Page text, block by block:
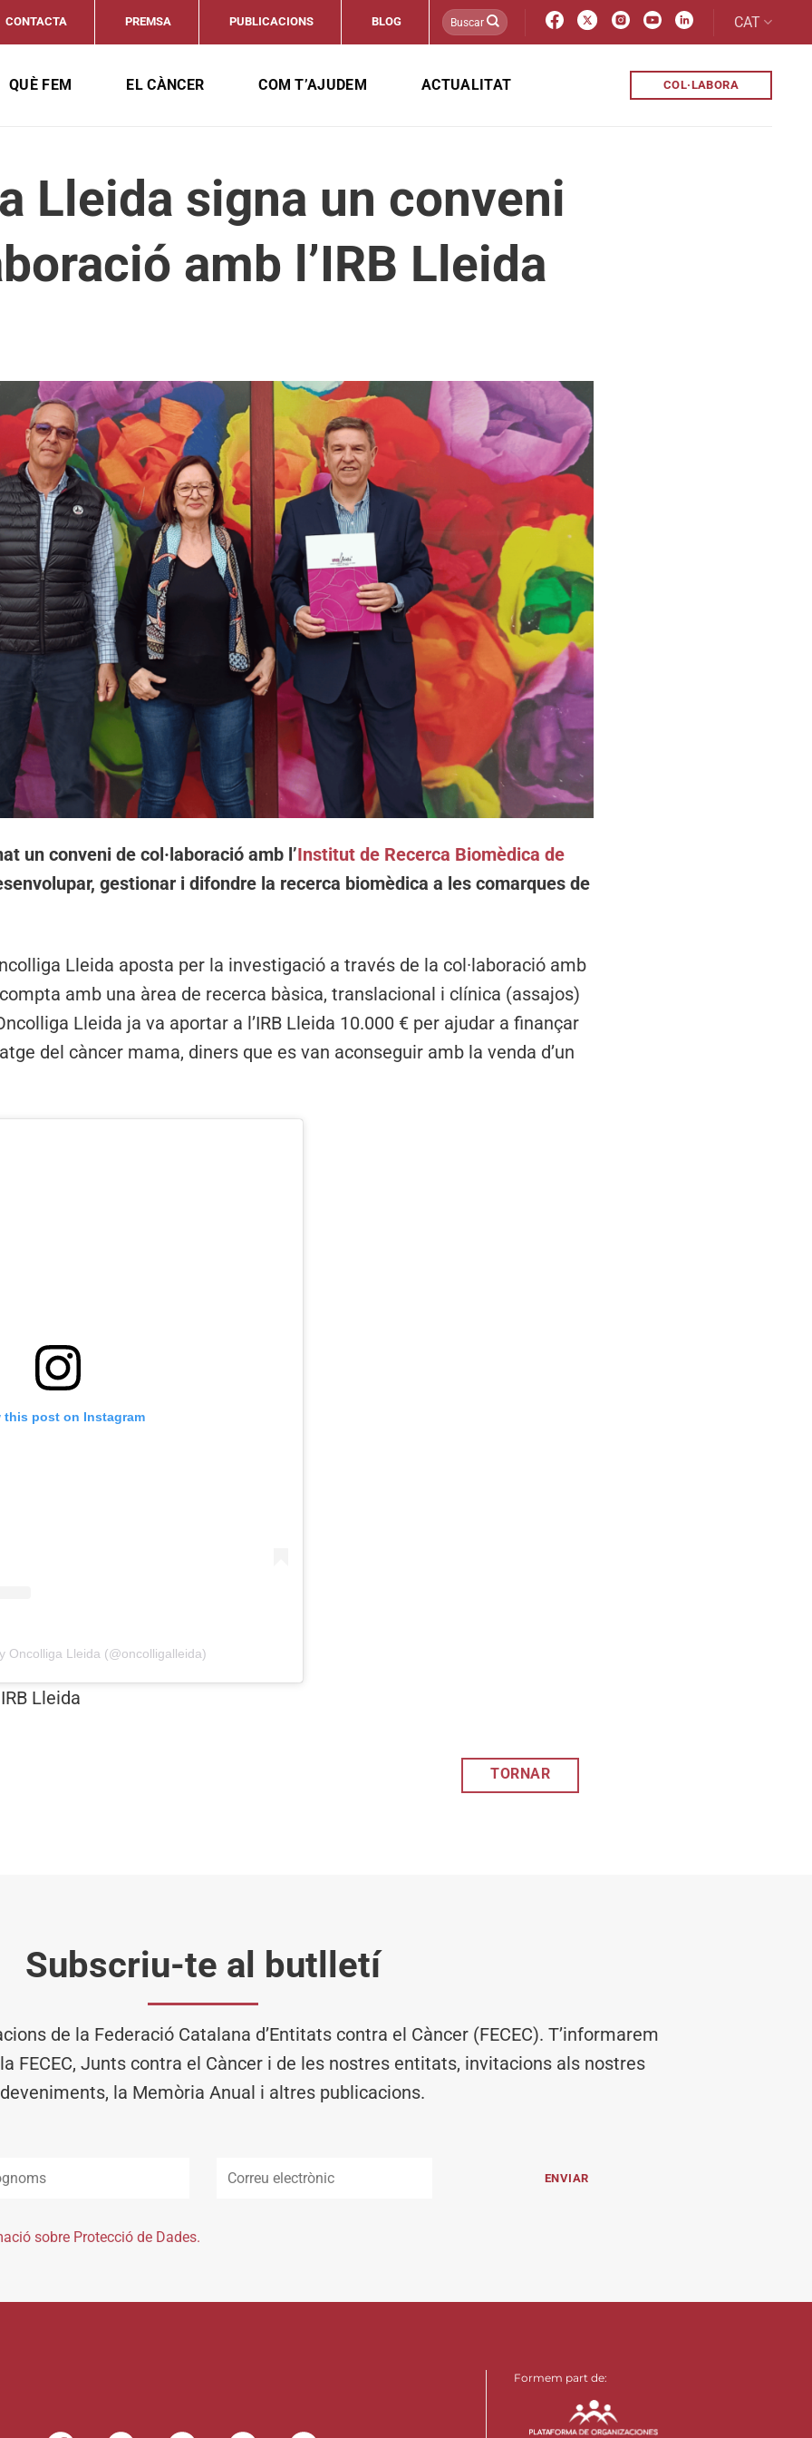
CONTACTA PREMSA PUBLICACIONS BLOG CAT
QUÈ FEM EL CÀNCER COM T’AJUDEM ACTUALITAT COL·LABORA
Lleida signa un conveni
amb l’IRB Lleida
un conveni de col·laboració amb l’Institut de Recerca Biomèdica de
gestionar i difondre la recerca biomèdica a les comarques de
Lleida aposta per la investigació a través de la col·laboració amb
amb una àrea de recerca bàsica, translacional i clínica (assajos)
Lleida ja va aportar a l’IRB Lleida 10.000 € per ajudar a finançar
del càncer mama, diners que es van aconseguir amb la venda d’un
this post on Instagram
Oncolliga Lleida (@oncolligalleida)
Lleida
TORNAR
Subscriu-te al butlletí
de la Federació Catalana d’Entitats contra el Càncer (FECEC). T’informarem
FECEC, Junts contra el Càncer i de les nostres entitats, invitacions als nostres
la Memòria Anual i altres publicacions.
sobre Protecció de Dades.
Formem part de: